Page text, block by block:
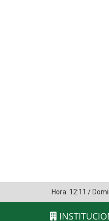
Hora: 12:11 /